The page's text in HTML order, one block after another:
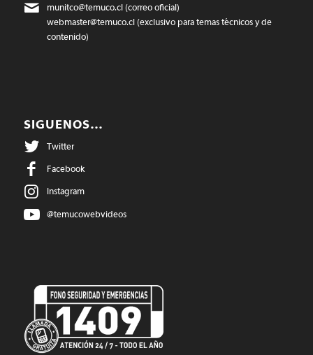
munitco@temuco.cl(correo oficial)
webmaster@temuco.cl(exclusivo para temas técnicos y de
contenido)
SIGUENOS…
Twitter
Facebook
Instagram
@temucowebvideos